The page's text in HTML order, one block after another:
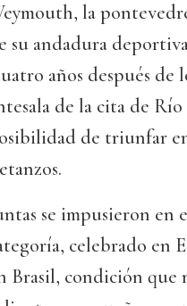
la
su andadura
años después de
de la cita de
de triunfar
se impusieron
celebrado en
Brasil, condición que